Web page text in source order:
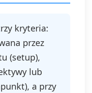
kryteria:
przez
(setup),
lub
a przy